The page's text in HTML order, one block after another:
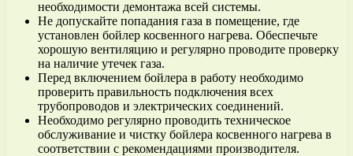
необходимости демонтажа всей системы.
Не допускайте попадания газа в помещение, где
установлен бойлер косвенного нагрева. Обеспечьте
хорошую вентиляцию и регулярно проводите проверку
на наличие утечек газа.
Перед включением бойлера в работу необходимо
проверить правильность подключения всех
трубопроводов и электрических соединений.
Необходимо регулярно проводить техническое
обслуживание и чистку бойлера косвенного нагрева в
соответствии с рекомендациями производителя.